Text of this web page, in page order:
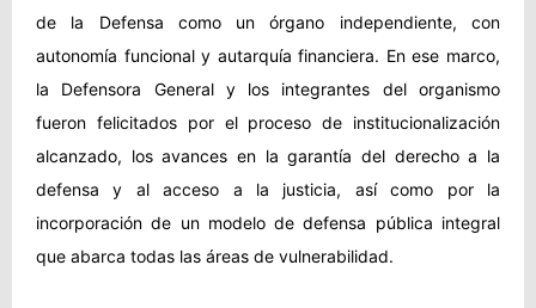
de la Defensa como un órgano independiente, con
autonomía funcional y autarquía financiera. En ese marco,
la Defensora General y los integrantes del organismo
fueron felicitados por el proceso de institucionalización
alcanzado, los avances en la garantía del derecho a la
defensa y al acceso a la justicia, así como por la
incorporación de un modelo de defensa pública integral
que abarca todas las áreas de vulnerabilidad.